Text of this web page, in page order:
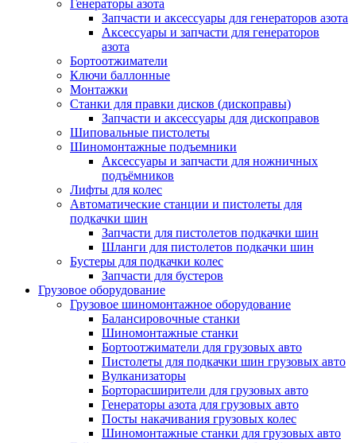
Генераторы азота
Запчасти и аксессуары для генераторов азота
Аксессуары и запчасти для генераторов
азота
Бортоотжиматели
Ключи баллонные
Монтажки
Станки для правки дисков (дископравы)
Запчасти и аксессуары для дископравов
Шиповальные пистолеты
Шиномонтажные подъемники
Аксессуары и запчасти для ножничных
подъёмников
Лифты для колес
Автоматические станции и пистолеты для
подкачки шин
Запчасти для пистолетов подкачки шин
Шланги для пистолетов подкачки шин
Бустеры для подкачки колес
Запчасти для бустеров
Грузовое оборудование
Грузовое шиномонтажное оборудование
Балансировочные станки
Шиномонтажные станки
Бортоотжиматели для грузовых авто
Пистолеты для подкачки шин грузовых авто
Вулканизаторы
Борторасширители для грузовых авто
Генераторы азота для грузовых авто
Посты накачивания грузовых колес
Шиномонтажные станки для грузовых авто